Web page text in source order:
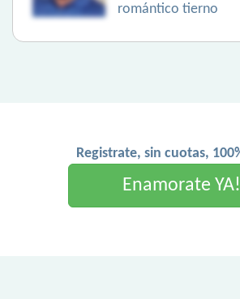
romántico tierno
Registrate, sin cuotas,
Enamorate YA!